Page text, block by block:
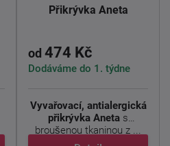
Přikrývka Aneta
od 474 Kč
Dodáváme do 1. týdne
Vyvařovací, antialergická
přikrývka Aneta s
broušenou tkaninou z ...